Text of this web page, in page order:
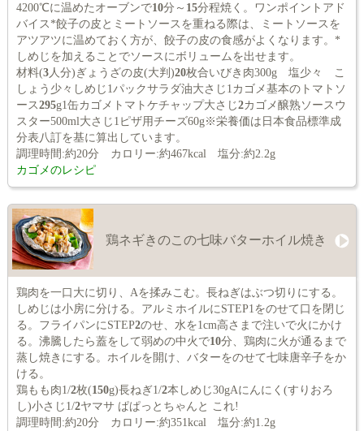
4200℃に温めたオーブンで10分～ 15分程焼く。ワンポイントアド
バイス*餃子の皮とミートソースを重ねる際は、ミートソースを
アツアツに温めておく方が、餃子の皮の食感がよくなります。*
しめじを加えることでソースにボリュームを出せます。
材料(3人分)ぎょうざの皮(大判)20枚合いびき肉300g 塩少々 こ
しょう少々しめじ1パックサラダ油大さじ1カゴメ基本のトマトソ
ース295g1缶カゴメトマトケチャップ大さじ2カゴメ醸熟ソースウ
スター500ml大さじ1ピザ用チーズ60g※栄養価は日本食品標準成
分表八訂を基に算出しています。
調理時間:約20分 カロリー:約467kcal 塩分:約2.2g
カゴメのレシピ
鶏ネギきのこの七味バターホイル焼き
鶏肉を一口大に切り、Aを揉みこむ。長ねぎはぶつ切りにする。
しめじは小房に分ける。アルミホイルにSTEP1をのせて口を閉じ
る。フライパンにSTEP2のせ、水を1cm高さまで注いで火にかけ
る。沸騰したら蓋をして弱めの中火で10分、鶏肉に火が通るまで
蒸し焼きにする。ホイルを開け、バターをのせて七味唐辛子をか
ける。
鶏もも肉1/2枚(150g)長ねぎ1/2本しめじ30gAにんにく(すりおろ
し)小さじ1/2ヤマサ ぱぱっとちゃんと これ!
調理時間:約20分 カロリー:約351kcal 塩分:約1.2g